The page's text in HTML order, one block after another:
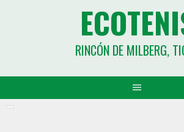
RINCÓN DE MILBERG,